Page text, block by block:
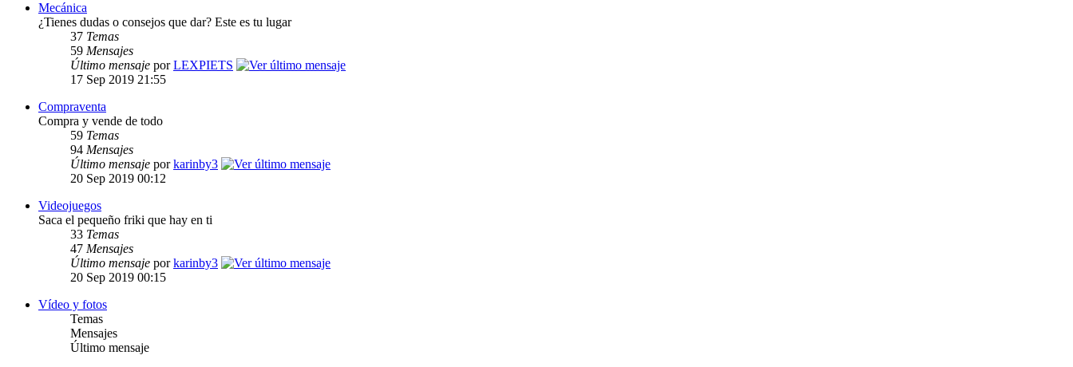
Mecánica
¿Tienes dudas o consejos que dar? Este es tu lugar
37 Temas
59 Mensajes
Último mensaje porLEXPIETS
17 Sep 2019 21:55
Compraventa
Compra y vende de todo
59 Temas
94 Mensajes
Último mensaje porkarinby3
20 Sep 2019 00:12
Videojuegos
Saca el pequeño friki que hay en ti
33 Temas
47 Mensajes
Último mensaje porkarinby3
20 Sep 2019 00:15
Vídeo y fotos
Temas
Mensajes
Último mensaje